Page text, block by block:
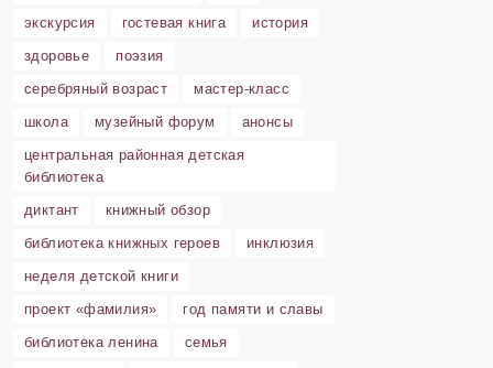
экскурсия
гостевая книга
история
здоровье
поэзия
серебряный возраст
мастер-класс
школа
музейный форум
анонсы
центральная районная детская
библиотека
диктант
книжный обзор
библиотека книжных героев
инклюзия
неделя детской книги
проект «фамилия»
год памяти и славы
библиотека ленина
семья